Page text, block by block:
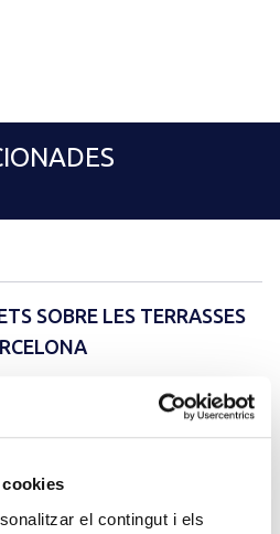
el contingut i els
SOBRE LES TERRASSES
estat publicades al BOPB les